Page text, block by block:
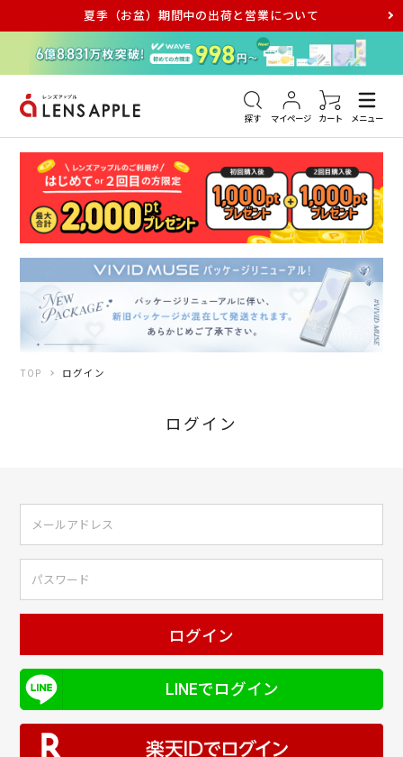
夏季（お盆）期間中の出荷と営業について
探す マイページ カート メニュー
アキュビュー メダリスト メガネ
TOP ログイン
ログイン
ログイン
LINEでログイン